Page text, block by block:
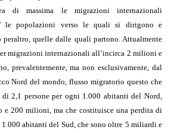
di massima le migrazioni internazionali
le popolazioni verso le quali si dirigono e
quelle dalle quali partono. Attualmente
migrazioni internazionali all’incirca 2 milioni e
prevalentemente, ma non esclusivamente, dal
Nord del mondo, flusso migratorio questo che
2,1 persone per ogni 1.000 abitanti del Nord,
e 200 milioni, ma che costituisce una perdita di
1.000 abitanti del Sud, che sono oltre 5 miliardi e